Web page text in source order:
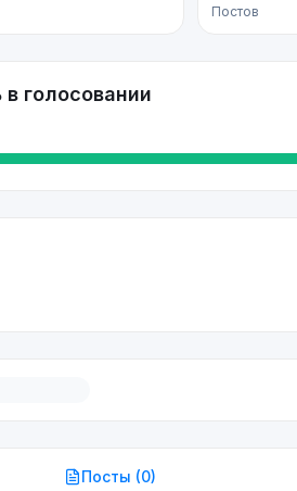
Постов
голосовании
Посты (0)